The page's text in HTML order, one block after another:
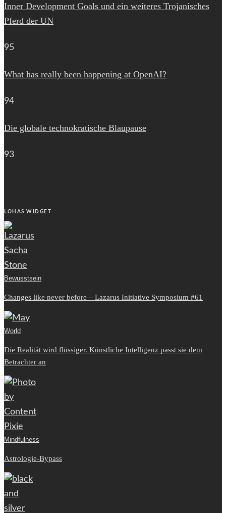
Inner Development Goals und ein weiteres Trojanisches
Pferd der UN
95
What has really been happening at OpenAI?
94
Die globale technokratische Blaupause
93
LOHAS WIDGET
Bewusstsein
Changes like never before – Lazarus Initiative Symposium #61
World
Die Realität wird flüssiger. Künstliche Intelligenz passt sie dem
Betrachter an
Mindfulness
Astrologie-Bypass